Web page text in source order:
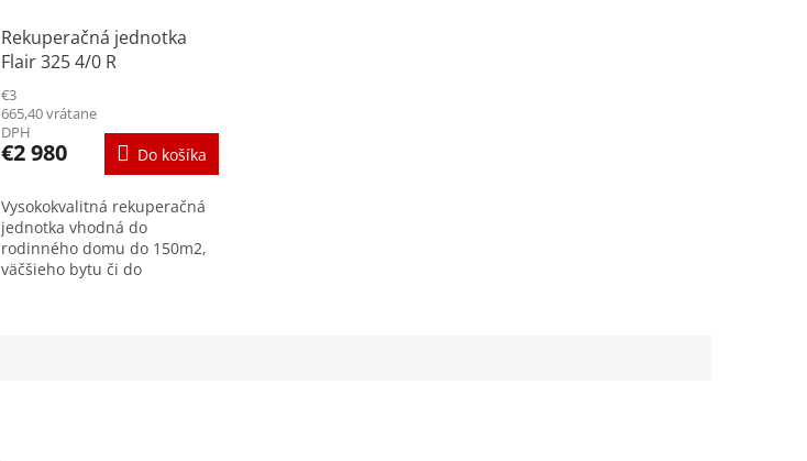
Rekuperačná jednotka
Flair 325 4/0 R
€3
665,40 vrátane
DPH
€2 980 Do košíka
Vysokokvalitná rekuperačná
jednotka vhodná do
rodinného domu do 150m2,
väčšieho bytu či do